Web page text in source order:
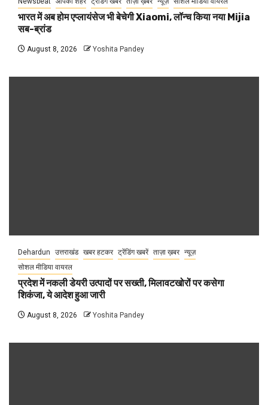
भारत में अब होम एप्लायंसेज भी बेचेगी Xiaomi, लॉन्च किया नया Mijia
सब-ब्रांड
August 8, 2026 Yoshita Pandey
Dehardun उत्तराखंड खबर हटकर ट्रेंडिंग खबरें ताज़ा ख़बर न्यूज़
सोशल मीडिया वायरल
प्रदेश में नकली डेयरी उत्पादों पर सख्ती, मिलावटखोरों पर कसेगा
शिकंजा, ये आदेश हुआ जारी
August 8, 2026 Yoshita Pandey